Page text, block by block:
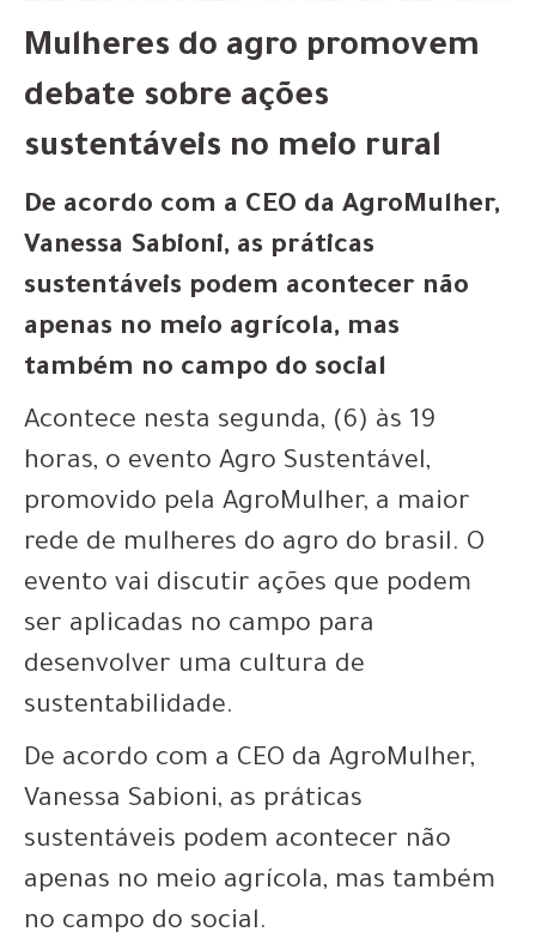
Mulheres do agro promovem
debate sobre ações
sustentáveis no meio rural
De acordo com a CEO da AgroMulher,
Vanessa Sabioni, as práticas
sustentáveis podem acontecer não
apenas no meio agrícola, mas
também no campo do social
Acontece nesta segunda, (6) às 19
horas, o evento Agro Sustentável,
promovido pela AgroMulher, a maior
rede de mulheres do agro do brasil. O
evento vai discutir ações que podem
ser aplicadas no campo para
desenvolver uma cultura de
sustentabilidade.
De acordo com a CEO da AgroMulher,
Vanessa Sabioni, as práticas
sustentáveis podem acontecer não
apenas no meio agrícola, mas também
no campo do social.